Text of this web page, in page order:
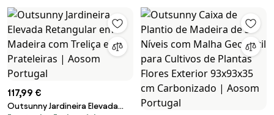
122,5x56,5x76cm Madeira |
Aosom Portugal
Aosom Portugal
117,99 €
Outsunny Jardineira Elevada